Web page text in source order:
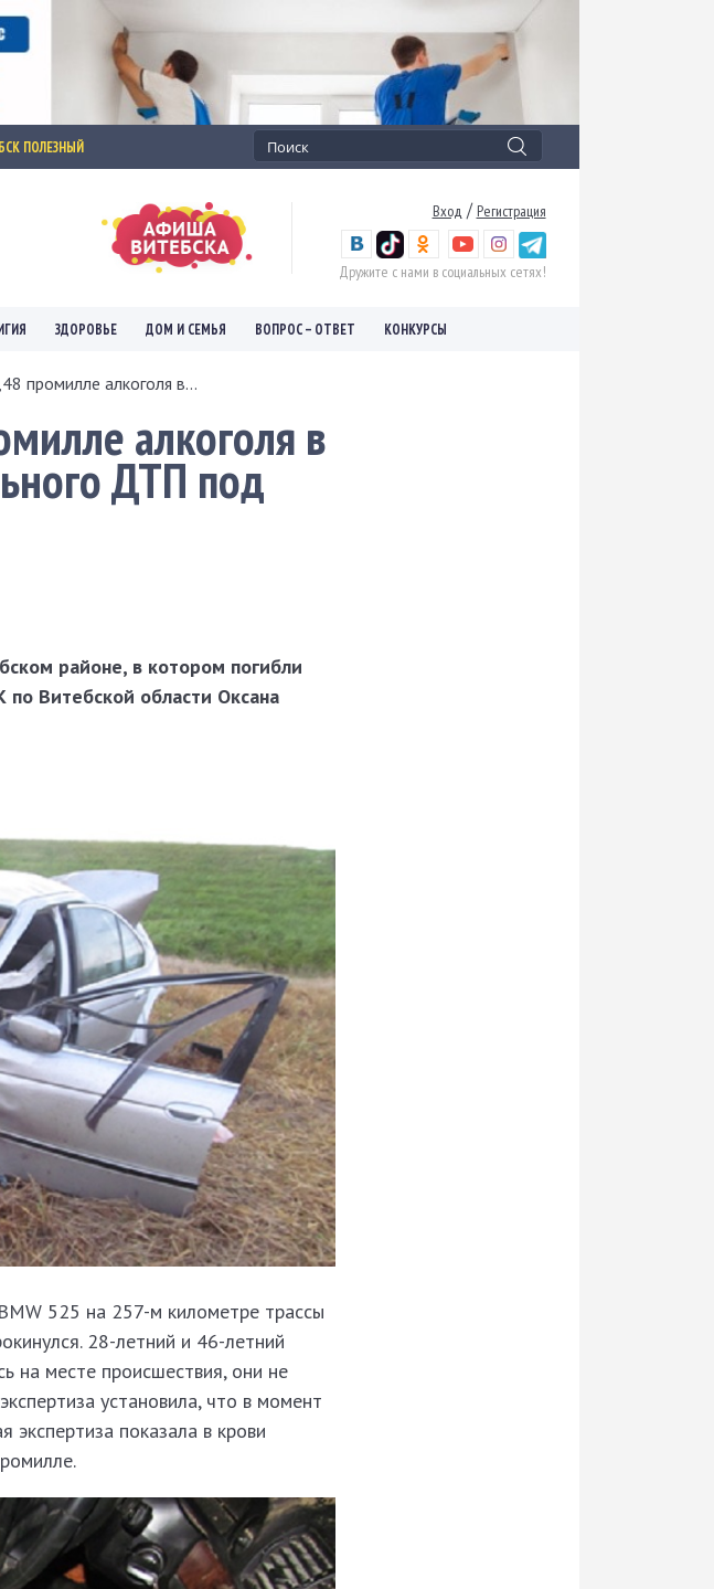
ПОЛЕЗНЫЙ
Вход / Регистрация
Дружите с нами в социальных сетях!
ЗДОРОВЬЕ ДОМ И СЕМЬЯ ВОПРОС – ОТВЕТ КОНКУРСЫ
промилле алкоголя в...
алкоголя в
ДТП под
районе, в котором погибли
Витебской области Оксана
525 на 257-м километре трассы
28-летний и 46-летний
на месте происшествия, они не
установила, что в момент
показала в крови